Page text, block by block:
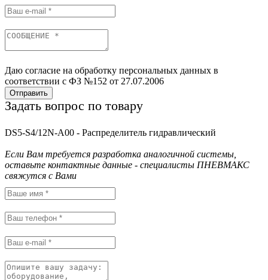
Даю согласие на обработку персональных данных в
соответствии с ФЗ №152 от 27.07.2006
Отправить
Задать вопрос по товару
DS5-S4/12N-A00 - Распределитель гидравлический
Если Вам требуется разработка аналогичной системы,
оставьте контактные данные - специалисты ПНЕВМАКС
свяжутся с Вами